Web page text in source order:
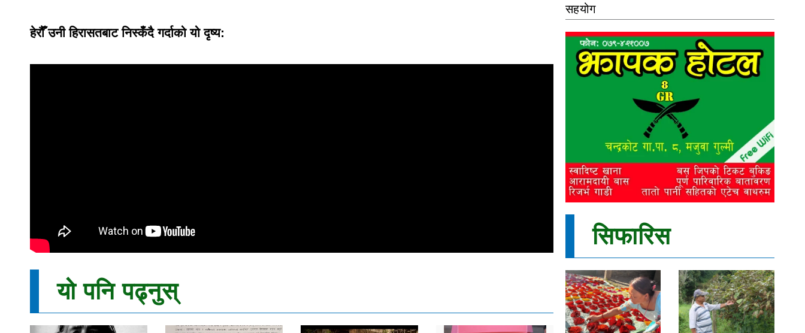
हेरौँ उनी हिरासतबाट निस्कँदै गर्दाको यो दृष्‍य:
यो पनि पढ्नुस्
सहयोग
सिफारिस